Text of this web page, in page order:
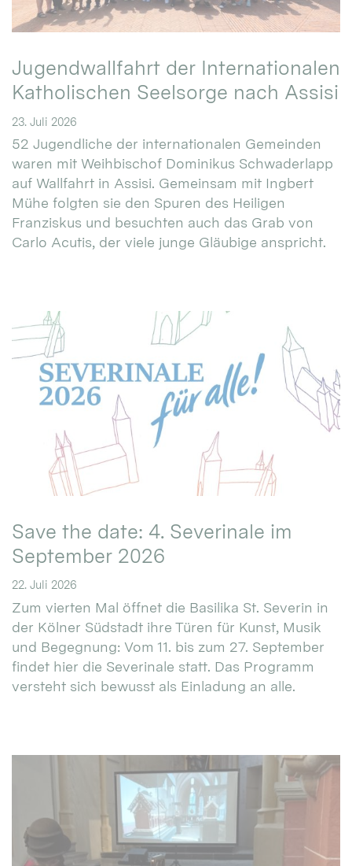
Jugendwallfahrt der Internationalen
Katholischen Seelsorge nach Assisi
23. Juli 2026
52 Jugendliche der internationalen Gemeinden
waren mit Weihbischof Dominikus Schwaderlapp
auf Wallfahrt in Assisi. Gemeinsam mit Ingbert
Mühe folgten sie den Spuren des Heiligen
Franziskus und besuchten auch das Grab von
Carlo Acutis, der viele junge Gläubige anspricht.
Save the date: 4. Severinale im
September 2026
22. Juli 2026
Zum vierten Mal öffnet die Basilika St. Severin in
der Kölner Südstadt ihre Türen für Kunst, Musik
und Begegnung: Vom 11. bis zum 27. September
findet hier die Severinale statt. Das Programm
versteht sich bewusst als Einladung an alle.